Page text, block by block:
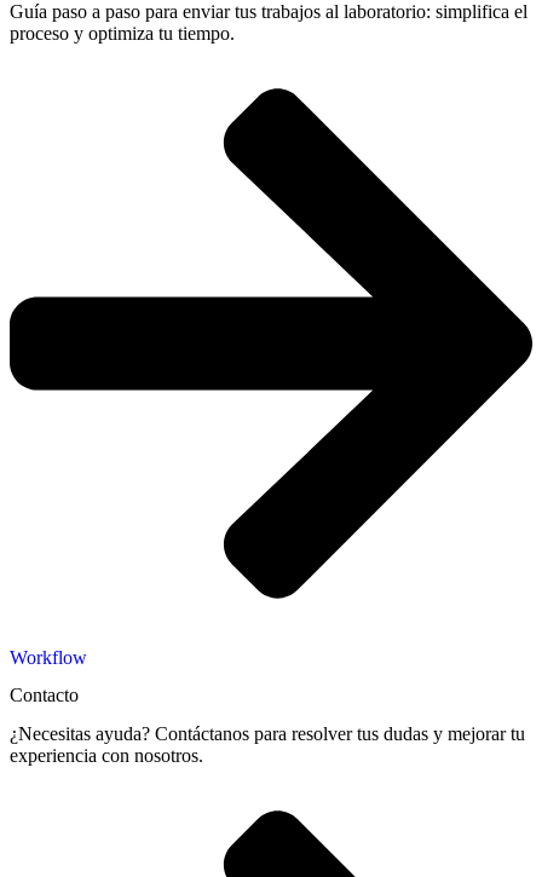
Guía paso a paso para enviar tus trabajos al laboratorio: simplifica el
proceso y optimiza tu tiempo.
Workflow
Contacto
¿Necesitas ayuda? Contáctanos para resolver tus dudas y mejorar tu
experiencia con nosotros.